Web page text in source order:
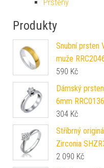
Prsteny
Produkty
Snubní prsten
muže
590 Kč
Dámský
6mm RRC0136
304 Kč
Stříbrný
Zirconia
2 090 Kč